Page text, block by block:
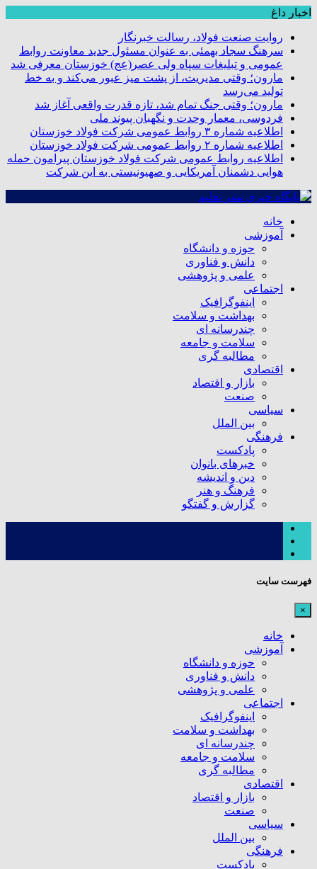
اخبار داغ
روایت صنعت فولاد،‌ رسالت خبرنگار
سرهنگ سجاد بهمئی به عنوان مسئول جدید معاونت روابط
عمومی و تبلیغات سپاه ولی عصر(عج) خوزستان معرفی شد
مارون؛ وقتی مدیریت، از پشت میز عبور می‌کند و به خط
تولید می‌رسد
مارون؛ وقتی جنگ تمام شد، تازه قدرت واقعی آغاز شد
فردوسی، معمار وحدت و نگهبان پیوند ملی
اطلاعیه شماره ۳ روابط عمومی شرکت فولاد خوزستان
اطلاعیه شماره ۲ روابط عمومی شرکت فولاد خوزستان
اطلاعیه روابط عمومی شرکت فولاد خوزستان پیرامون حمله
هوایی دشمنان آمریکایی و صهیونیستی به این شرکت
خانه
آموزشی
حوزه و دانشگاه
دانش و فناوری
علمی و پژوهشی
اجتماعی
اینفوگرافیک
بهداشت و سلامت
چندرسانه ای
سلامت و جامعه
مطالبه گری
اقتصادی
بازار و اقتصاد
صنعت
سیاسی
بین الملل
فرهنگی
پادکست
خبرهای بانوان
دین و اندیشه
فرهنگ و هنر
گزارش و گفتگو
فهرست سایت
×
خانه
آموزشی
حوزه و دانشگاه
دانش و فناوری
علمی و پژوهشی
اجتماعی
اینفوگرافیک
بهداشت و سلامت
چندرسانه ای
سلامت و جامعه
مطالبه گری
اقتصادی
بازار و اقتصاد
صنعت
سیاسی
بین الملل
فرهنگی
پادکست